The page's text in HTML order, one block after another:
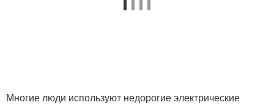
Многие люди используют недорогие электрические